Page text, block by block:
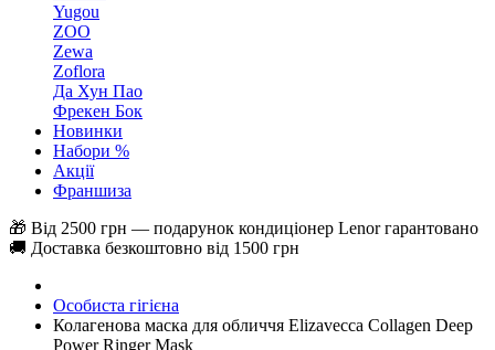
Yugou
ZOO
Zewa
Zoflora
Да Хун Пао
Фрекен Бок
Новинки
Набори %
Акції
Франшиза
🎁 Від 2500 грн — подарунок кондиціонер Lenor гарантовано
🚚 Доставка безкоштовно від 1500 грн
Особиста гігієна
Колагенова маска для обличчя Elizavecca Collagen Deep
Power Ringer Mask